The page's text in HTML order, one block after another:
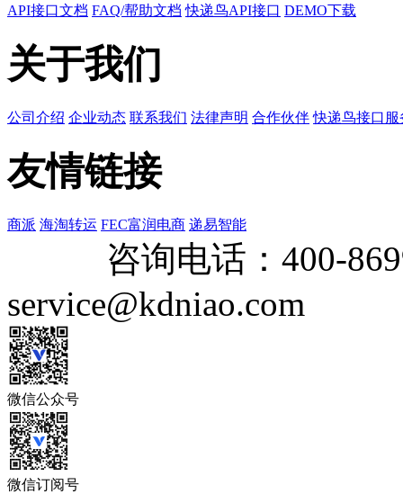
API接口文档 FAQ/帮助文档 快递鸟API接口 DEMO下载
关于我们
公司介绍 企业动态 联系我们 法律声明 合作伙伴 快递鸟接口服
友情链接
商派 海淘转运 FEC富润电商 递易智能
咨询电话： 400-
service@kdniao.com
微信公众号
微信订阅号